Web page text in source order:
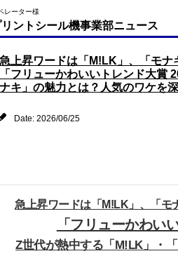
レーター様
リントシール機事業部ニュース
急上昇ワードは「M!LK」、「モナ
「フリューかわいいトレンド大賞
ナキ」の魅力とは？人気のワケを
Date: 2026/06/25
急上昇ワードは「M!LK」、「モ
「フリューかわい
Z世代が熱中する「M!LK」・